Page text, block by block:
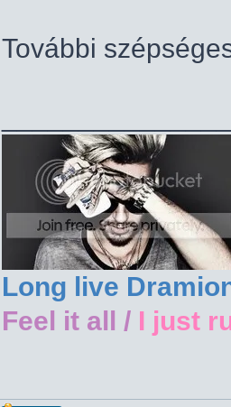
További
Long live
Feel it all / I just